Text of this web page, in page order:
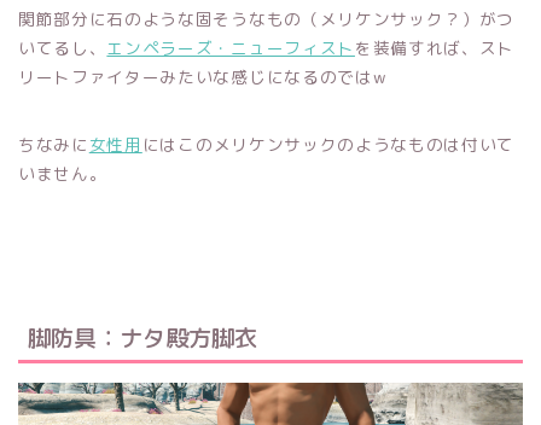
関節部分に石のような固そうなもの（メリケンサック？）がつ
いてるし、 エンペラーズ・ニューフィスト を装備すれば、スト
リートファイターみたいな感じになるのではw
ちなみに 女性用 にはこのメリケンサックのようなものは付いて
いません。
脚防具：ナタ殿方脚衣